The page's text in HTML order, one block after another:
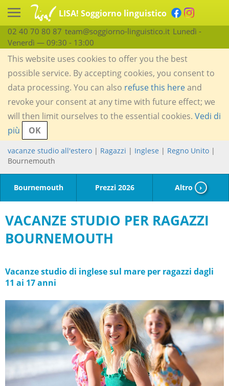
LISA! Soggiorno linguistico
02 40 70 80 87 team@soggiorno-linguistico.it Lunedì -
Venerdì — 09:30 - 13:00
This website uses cookies to offer you the best
possible service. By accepting cookies, you consent to
data processing. You can also refuse this hereand
revoke your consent at any time with future effect; we
will then limit ourselves to the essential cookies. Vedi di
più
OK
vacanze studio all'estero | Ragazzi | Inglese | Regno Unito |
Bournemouth
Bournemouth Prezzi 2026 Altro ›
VACANZE STUDIO PER RAGAZZI
BOURNEMOUTH
Vacanze studio di inglese sul mare per ragazzi dagli
11 ai 17 anni